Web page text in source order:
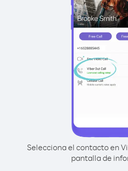
Selecciona el contacto en
pantalla de